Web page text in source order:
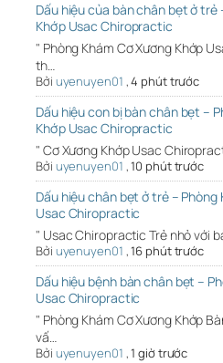
Dấu hiệu của bàn chân bẹt ở trẻ
Khớp Usac Chiropractic
" Phòng Khám Cơ Xương Khớp
th…
Bởi uyenuyen01 ,4 phút trước
Dấu hiệu con bị bàn chân bẹt –
Khớp Usac Chiropractic
" Cơ Xương Khớp Usac
Bởi uyenuyen01 ,10 phút trước
Dấu hiệu chân bẹt ở trẻ – Phòng
Usac Chiropractic
" Usac Chiropractic Trẻ nhỏ với
Bởi uyenuyen01 ,16 phút trước
Dấu hiệu bệnh bàn chân bẹt –
Usac Chiropractic
" Phòng Khám Cơ Xương Khớp
vấ…
Bởi uyenuyen01 ,1 giờ trước